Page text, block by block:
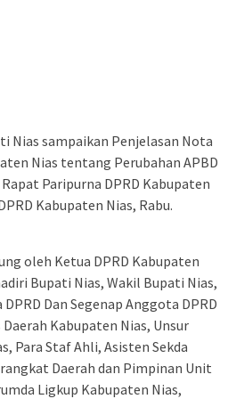
Nias sampaikan Penjelasan Nota
Nias tentang Perubahan APBD
Paripurna DPRD Kabupaten
Kabupaten Nias, Rabu.
oleh Ketua DPRD Kabupaten
Bupati Nias, Wakil Bupati Nias,
Dan Segenap Anggota DPRD
Kabupaten Nias, Unsur
Para Staf Ahli, Asisten Sekda
Daerah dan Pimpinan Unit
Ligkup Kabupaten Nias,